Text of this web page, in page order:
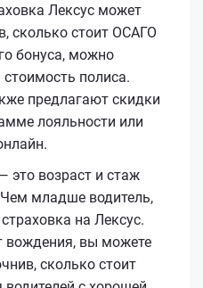
Лексус может
сколько стоит ОСАГО
бонуса, можно
полиса.
предлагают скидки
лояльности или
возраст и стаж
младше водитель,
на Лексус.
вождения, вы можете
сколько стоит